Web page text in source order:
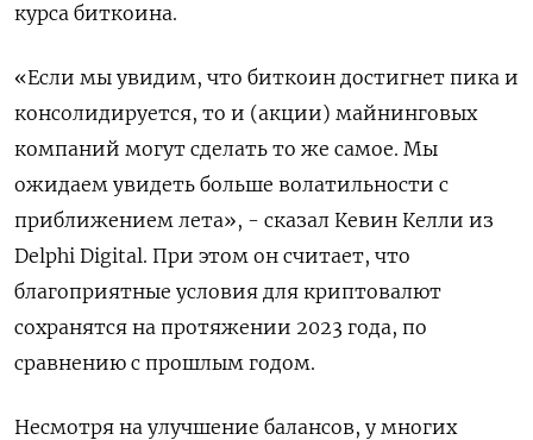
курса биткоина.
«Если мы увидим, что биткоин достигнет пика и
консолидируется, то и (акции) майнинговых
компаний могут сделать то же самое. Мы
ожидаем увидеть больше волатильности с
приближением лета», - сказал Кевин Келли из
Delphi Digital. При этом он считает, что
благоприятные условия для криптовалют
сохранятся на протяжении 2023 года, по
сравнению с прошлым годом.
Несмотря на улучшение балансов, у многих